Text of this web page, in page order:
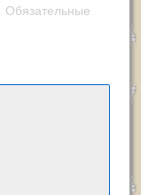
Обязательные